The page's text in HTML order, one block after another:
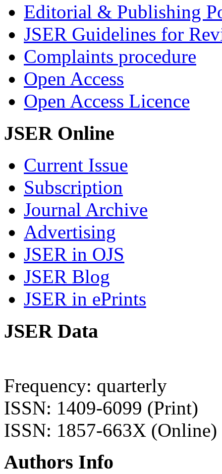
Editorial & Publishing
JSER Guidelines for
Complaints procedure
Open Access
Open Access Licence
JSER Online
Current Issue
Subscription
Journal Archive
Advertising
JSER in OJS
JSER Blog
JSER in ePrints
JSER Data
Frequency: quarterly
ISSN: 1409-6099 (Print)
ISSN: 1857-663X (Online)
Authors Info